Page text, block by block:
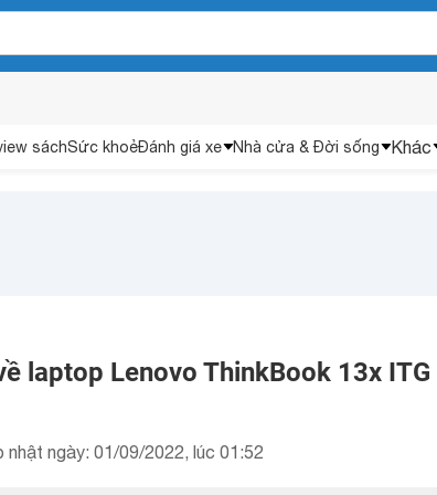
sáchSức khoẻĐánh giá xe Nhà cửa & Đời sống Khác
laptop Lenovo ThinkBook 13x ITG
nhật ngày: 01/09/2022, lúc 01:52